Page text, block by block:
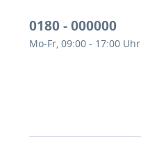
0180 - 000000
Mo-Fr, 09:00 - 17:00 Uhr